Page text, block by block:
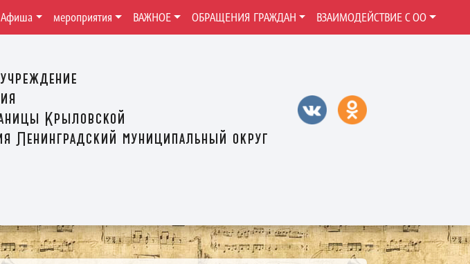
Крыловской
Ленинградский муниципальный округ
Афиша мероприятия ВАЖНОЕ ОБРАЩЕНИЯ ГРАЖДАН ВЗАИМОДЕЙСТВИЕ С ОО